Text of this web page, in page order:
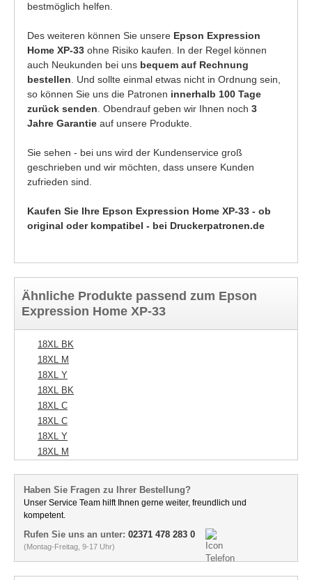
bestmöglich helfen.
Des weiteren können Sie unsere Epson Expression
Home XP-33 ohne Risiko kaufen. In der Regel können
auch Neukunden bei uns bequem auf Rechnung
bestellen . Und sollte einmal etwas nicht in Ordnung sein,
so können Sie uns die Patronen innerhalb 100 Tage
zurück senden . Obendrauf geben wir Ihnen noch 3
Jahre Garantie auf unsere Produkte.
Sie sehen - bei uns wird der Kundenservice groß
geschrieben und wir möchten, dass unsere Kunden
zufrieden sind.
Kaufen Sie Ihre Epson Expression Home XP-33 - ob
original oder kompatibel - bei Druckerpatronen.de
Ähnliche Produkte passend zum Epson
Expression Home XP-33
18XL BK
18XL M
18XL Y
18XL BK
18XL C
18XL C
18XL Y
18XL M
Haben Sie Fragen zu Ihrer Bestellung?
Unser Service Team hilft Ihnen gerne weiter, freundlich und
kompetent.
Rufen Sie uns an unter: 02371 478 283 0
(Montag-Freitag, 9-17 Uhr)